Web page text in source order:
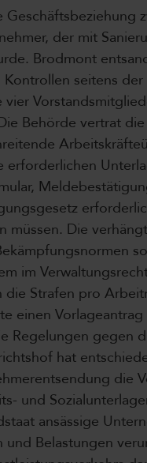
Geschäftsbeziehung
der mit
Brodmont
seitens
Behörde vertrat
müssen. Die
im
Strafen pro
einen
Regelungen gegen
hat
die
und
ansässige
Belastungen